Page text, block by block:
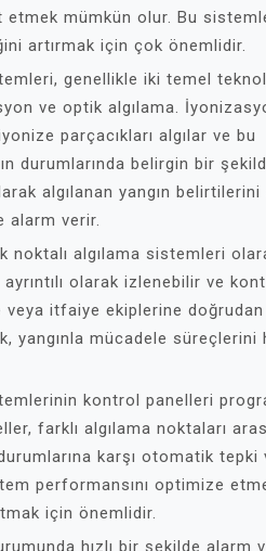
etmek mümkün olur. Bu
artırmak için çok önemlidir.
genellikle iki temel
ve optik algılama.
parçacıkları algılar ve bu
durumlarında belirgin bir
algılanan yangın
alarm verir.
noktalı algılama sistemleri
olarak izlenebilir ve
itfaiye ekiplerine doğrudan
mücadele süreçlerini
kontrol panelleri
farklı algılama noktaları
karşı otomatik tepki
performansını optimize
için önemlidir.
hızlı bir şekilde alarm